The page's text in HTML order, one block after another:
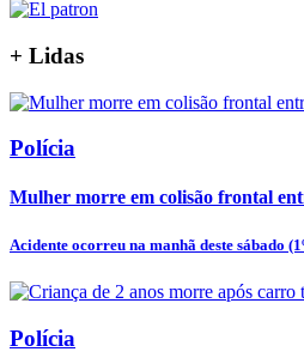
+ Lidas
Polícia
Mulher morre em colisão frontal
Acidente ocorreu na manhã deste sábado
Polícia